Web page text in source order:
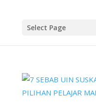
Select Page